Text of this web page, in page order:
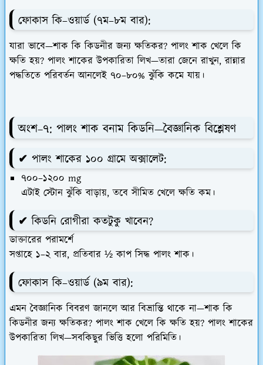
ফোকাস কি–ওয়ার্ড (৭ম–৮ম বার):
যারা ভাবে—শাক কি কিডনীর জন্য ক্ষতিকর? পালং শাক খেলে কি
ক্ষতি হয়? পালং শাকের উপকারিতা লিখ—তারা জেনে রাখুন, রান্নার
পদ্ধতিতে পরিবর্তন আনলেই ৭০–৮০% ঝুঁকি কমে যায়।
অংশ–৭: পালং শাক বনাম কিডনি—বৈজ্ঞানিক বিশ্লেষণ
✔ পালং শাকের ১০০ গ্রামে অক্সালেট:
৭০০–১২০০ mg
এটাই স্টোন ঝুঁকি বাড়ায়, তবে সীমিত খেলে ক্ষতি কম।
✔ কিডনি রোগীরা কতটুকু খাবেন?
ডাক্তারের পরামর্শে
সপ্তাহে ১–২ বার, প্রতিবার ½ কাপ সিদ্ধ পালং শাক।
ফোকাস কি–ওয়ার্ড (৯ম বার):
এমন বৈজ্ঞানিক বিবরণ জানলে আর বিভ্রান্তি থাকে না—শাক কি
কিডনীর জন্য ক্ষতিকর? পালং শাক খেলে কি ক্ষতি হয়? পালং শাকের
উপকারিতা লিখ—সবকিছুর ভিত্তি হলো পরিমিতি।